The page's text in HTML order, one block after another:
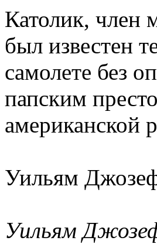
Католик, член
был известен
самолете без
папским
американской
Уильям
Уильям